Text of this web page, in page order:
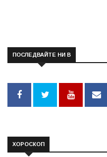
ПОСЛЕДВАЙТЕ НИ В
ХОРОСКОП